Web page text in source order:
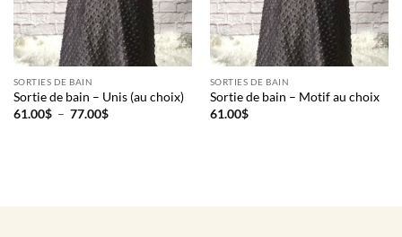
SORTIES DE BAIN
Sortie de bain – Unis (au choix)
61.00$ – 77.00$Plage
SORTIES DE BAIN
Sortie de bain – Motif au choix
61.00$